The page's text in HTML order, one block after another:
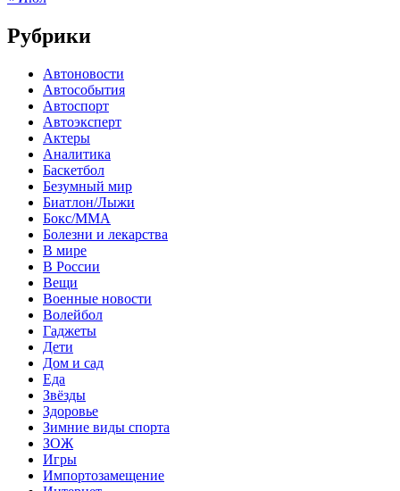
Рубрики
Автоновости
Автособытия
Автоспорт
Автоэксперт
Актеры
Аналитика
Баскетбол
Безумный мир
Биатлон/Лыжи
Бокс/MMA
Болезни и лекарства
В мире
В России
Вещи
Военные новости
Волейбол
Гаджеты
Дети
Дом и сад
Еда
Звёзды
Здоровье
Зимние виды спорта
ЗОЖ
Игры
Импортозамещение